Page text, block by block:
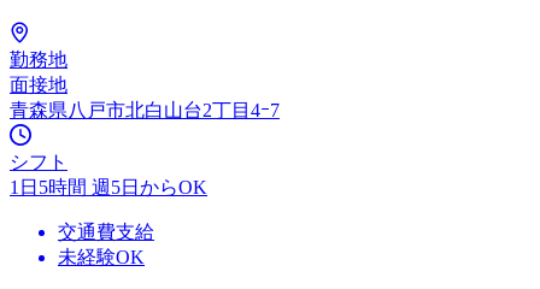
勤務地
面接地
青森県八戸市北白山台2丁目4ｰ7
シフト
1日5時間 週5日からOK
交通費支給
未経験OK